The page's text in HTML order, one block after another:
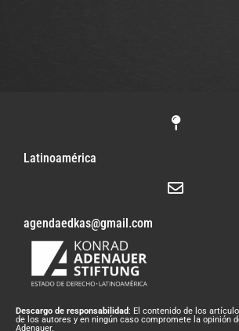
Latinoamérica
agendaedkas@gmail.com
Descargo de responsabilidad: El contenido de los
de los autores y en ningún caso compromete la opinión
Adenauer.